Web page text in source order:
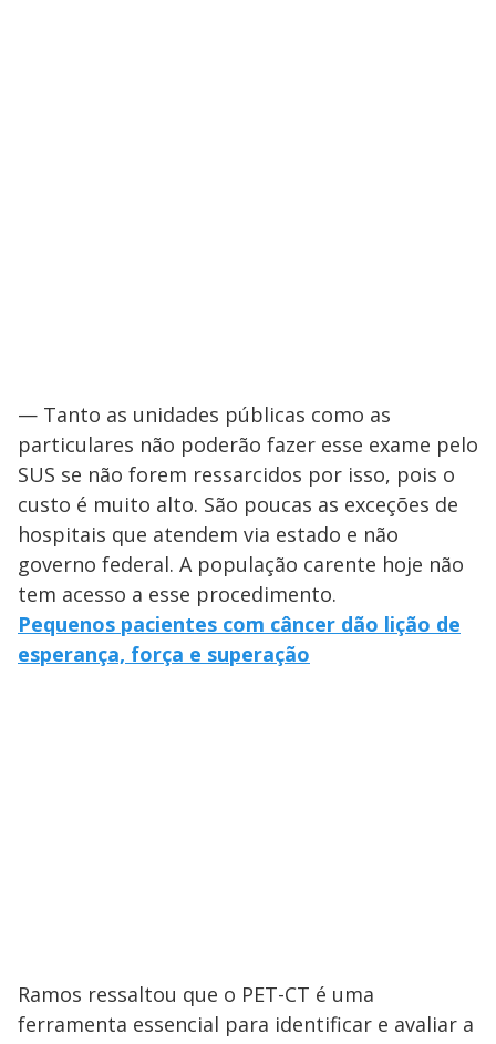
— Tanto as unidades públicas como as
particulares não poderão fazer esse exame pelo
SUS se não forem ressarcidos por isso, pois o
custo é muito alto. São poucas as exceções de
hospitais que atendem via estado e não
governo federal. A população carente hoje não
tem acesso a esse procedimento.
Pequenos pacientes com câncer dão lição de
esperança, força e superação
Ramos ressaltou que o PET-CT é uma
ferramenta essencial para identificar e avaliar a